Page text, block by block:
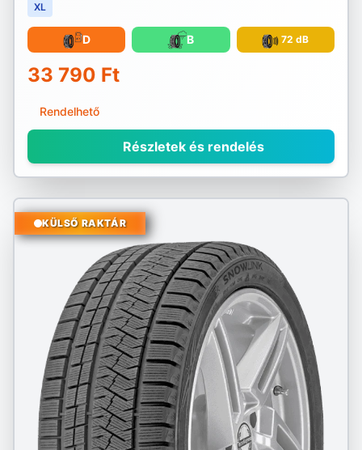
XL
D B 72 dB
33 790 Ft
Rendelhető
Részletek és rendelés
KÜLSŐ RAKTÁR